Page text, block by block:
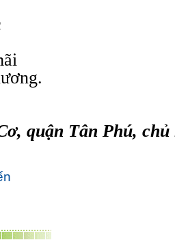
quận Tân Phú, chủ